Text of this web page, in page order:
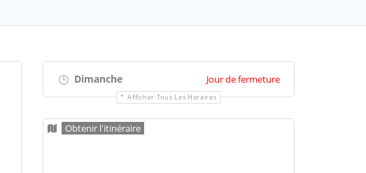
Dimanche Jour de fermeture
Afficher Tous Les Horaires
Obtenir l'itinéraire